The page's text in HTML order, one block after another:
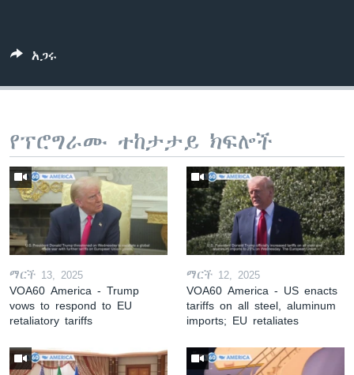
አጋሩ
የፕሮግራሙ ተከታታይ ክፍሎች
ማርች 13, 2025
VOA60 America - Trump
vows to respond to EU
retaliatory tariffs
ማርች 12, 2025
VOA60 America - US enacts
tariffs on all steel, aluminum
imports; EU retaliates